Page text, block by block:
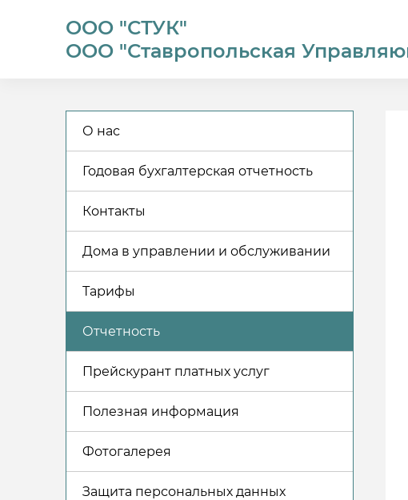
ООО "СТУК"
ООО "Ставропольская
О нас
Годовая бухгалтерская отчетность
Контакты
Дома в управлении и обслуживании
Тарифы
Отчетность
Прейскурант платных услуг
Полезная информация
Фотогалерея
Защита персональных данных